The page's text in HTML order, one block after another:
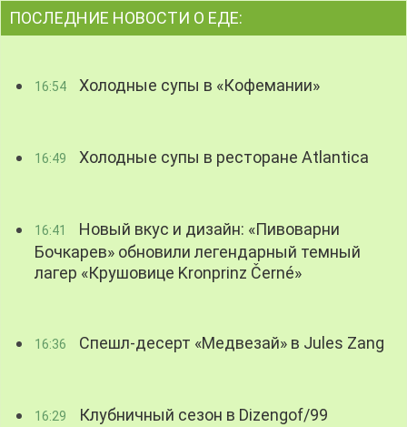
ПОСЛЕДНИЕ НОВОСТИ О ЕДЕ:
16:54 Холодные супы в «Кофемании»
16:49 Холодные супы в ресторане Atlantica
16:41
Новый вкус и дизайн: «Пивоварни
Бочкарев» обновили легендарный темный
лагер «Крушовице Kronprinz Černé»
16:36 Спешл-десерт «Медвезай» в Jules Zang
16:29 Клубничный сезон в Dizengof/99